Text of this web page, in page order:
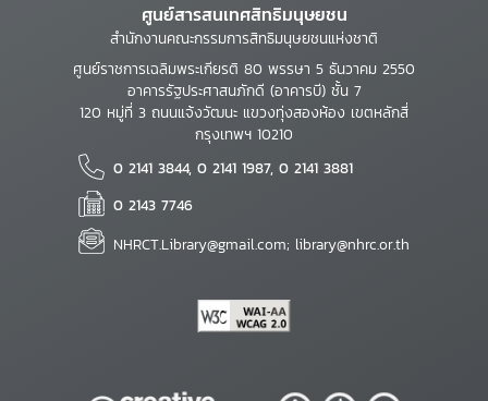
ศูนย์สารสนเทศสิทธิมนุษยชน
สำนักงานคณะกรรมการสิทธิมนุษยชนแห่งชาติ
ศูนย์ราชการเฉลิมพระเกียรติ 80 พรรษา 5 ธันวาคม 2550
อาคารรัฐประศาสนภักดี (อาคารบี) ชั้น 7
120 หมู่ที่ 3 ถนนแจ้งวัฒนะ แขวงทุ่งสองห้อง เขตหลักสี่
กรุงเทพฯ 10210
0 2141 3844, 0 2141 1987, 0 2141 3881
0 2143 7746
NHRCT.Library@gmail.com; library@nhrc.or.th